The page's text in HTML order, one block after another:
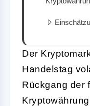
Der
Handelstag
Rückgang der